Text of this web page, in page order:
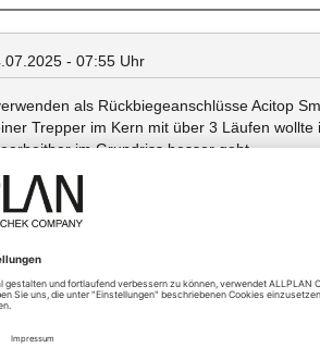
- 07:55 Uhr
als Rückbiegeanschlüsse Acitop
Trepper im Kern mit über 3 Läufen
im Grundriss besser geht.
wollte ich zunächst ein neue Layer
so gut.
ich den neue Layer passiv schalte, werden
ich nur den obere Layer ein, sehe ich
- dann mach ich die Aufteilung eben via
hat man es geschafft einen Hinweis bei